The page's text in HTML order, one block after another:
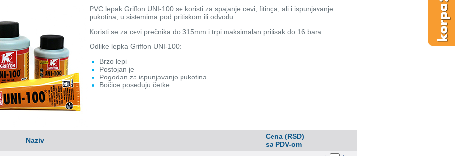
PVC lepak Griffon UNI-100 se koristi za spajanje cevi, fitinga, ali i ispunjavanje
pukotina, u sistemima pod pritiskom ili odvodu.
Koristi se za cevi prečnika do 315mm i trpi maksimalan pritisak do 16 bara.
Odlike lepka Griffon UNI-100:
Brzo lepi
Postojan je
Pogodan za ispunjavanje pukotina
Bočice poseduju četke
Naziv
Cena (RSD)
sa PDV-om